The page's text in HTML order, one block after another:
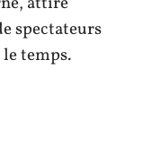
spectateurs
temps.